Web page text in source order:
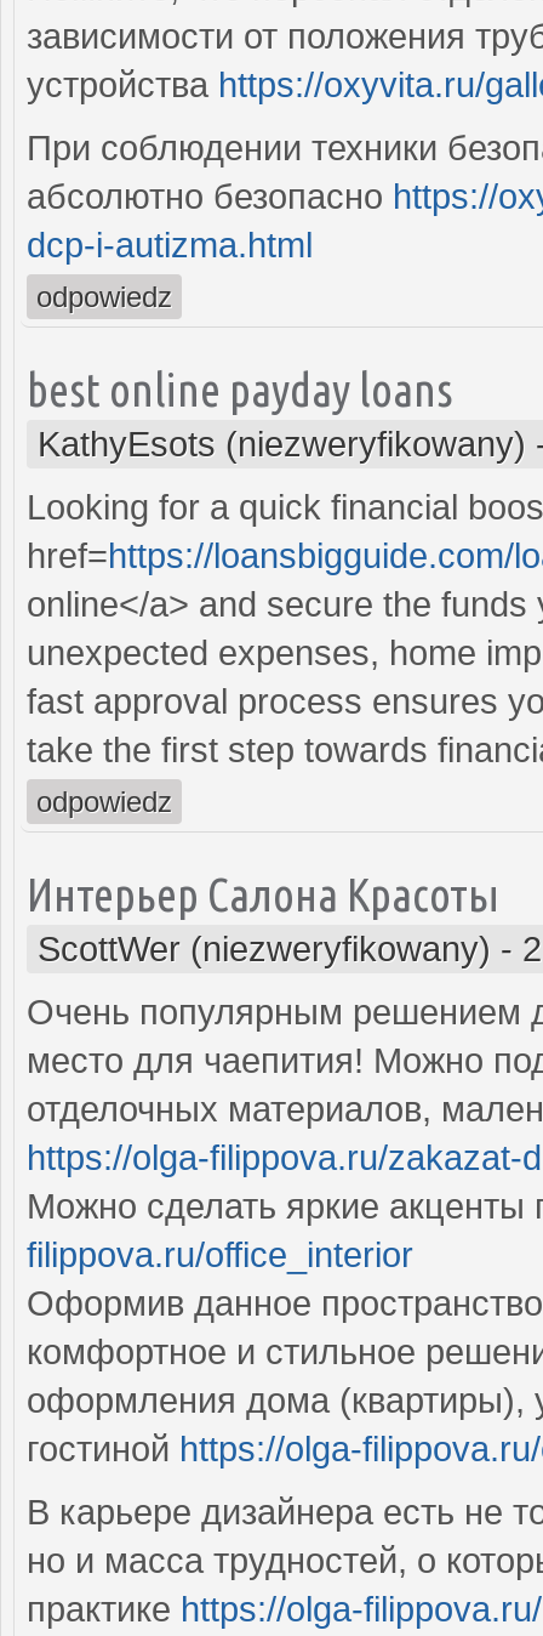
зависимости от положения
устройства https://oxyvita.ru/
При соблюдении техники
абсолютно безопасно https://
dcp-i-autizma.html
odpowiedz
best online payday loans
KathyEsots (niezweryfikowany)
Looking for a quick financial
href=https://loansbigguide.com/
online</a> and secure the
unexpected expenses, home
fast approval process ensures
take the first step towards
odpowiedz
Интерьер Салона Красоты
ScottWer (niezweryfikowany) -
Очень популярным решением
место для чаепития! Можно
отделочных материалов,
https://olga-filippova.ru/zakazat-
Можно сделать яркие
filippova.ru/office_interior
Оформив данное
комфортное и стильное
оформления дома (квартиры),
гостиной https://olga-
В карьере дизайнера есть не
но и масса трудностей, о
практике https://olga-